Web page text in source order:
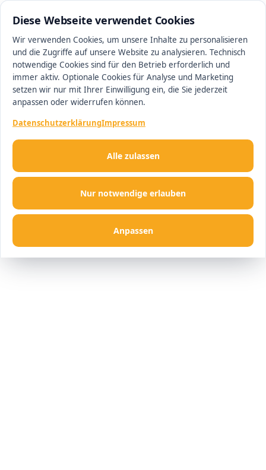
Diese Webseite verwendet Cookies
Wir verwenden Cookies, um unsere Inhalte zu personalisieren
und die Zugriffe auf unsere Website zu analysieren. Technisch
notwendige Cookies sind für den Betrieb erforderlich und
immer aktiv. Optionale Cookies für Analyse und Marketing
setzen wir nur mit Ihrer Einwilligung ein, die Sie jederzeit
anpassen oder widerrufen können.
DatenschutzerklärungImpressum
Nur notwendige erlauben
Anpassen
Alle zulassen